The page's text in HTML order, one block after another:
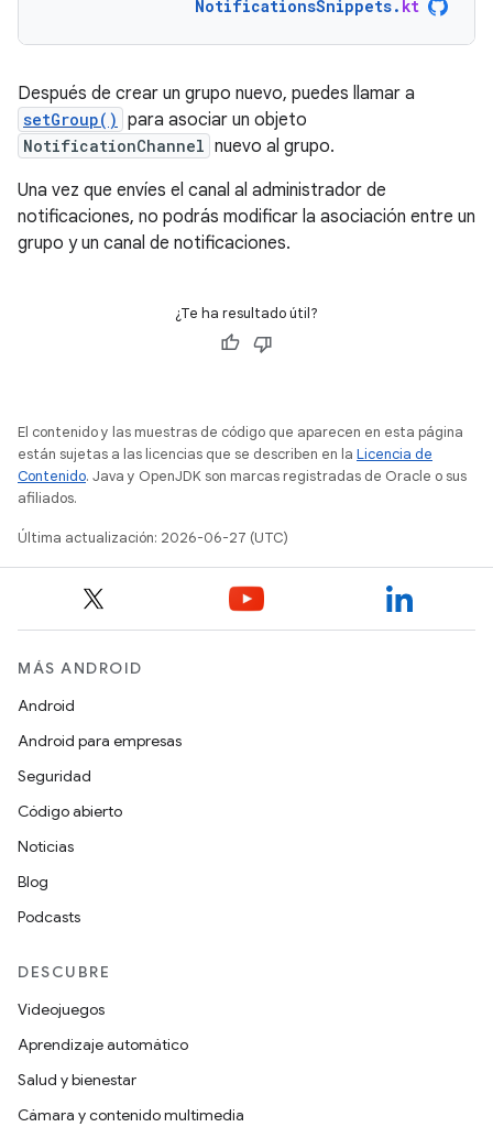
NotificationsSnippets. kt
Después de crear un grupo nuevo, puedes llamar a
setGroup() para asociar un objeto
NotificationChannel nuevo al grupo.
Una vez que envíes el canal al administrador de
notificaciones, no podrás modificar la asociación entre un
grupo y un canal de notificaciones.
¿Te ha resultado útil?
El contenido y las muestras de código que aparecen en esta página
están sujetas a las licencias que se describen en la Licencia de
Contenido. Java y OpenJDK son marcas registradas de Oracle o sus
afiliados.
Última actualización: 2026-06-27 (UTC)
MÁS ANDROID
Android
Android para empresas
Seguridad
Código abierto
Noticias
Blog
Podcasts
DESCUBRE
Videojuegos
Aprendizaje automático
Salud y bienestar
Cámara y contenido multimedia